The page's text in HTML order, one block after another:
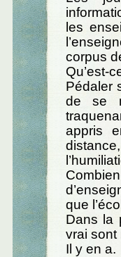
les
corpus
Qu’est-
Pédaler
de se
appris
que
Dans la
vrai sont
Il y en a.